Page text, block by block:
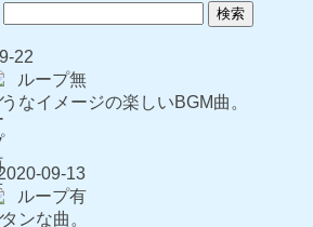
検索
22
ループ無
なイメージの楽しいBGM曲。
09-13
ループ有
ンな曲。